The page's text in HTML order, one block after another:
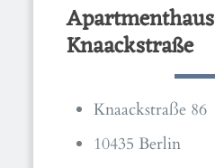
Apartmenthaus
Knaackstraße
Knaackstraße 86
10435 Berlin